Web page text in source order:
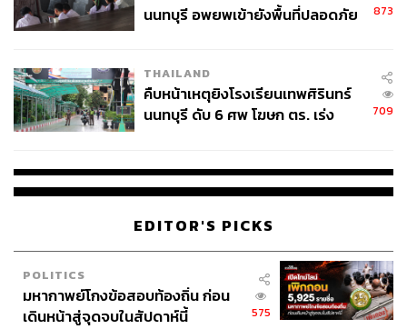
นนทบุรี อพยพเข้ายังพื้นที่ปลอดภัย
873
THAILAND
คืบหน้าเหตุยิงโรงเรียนเทพศิรินทร์
นนทบุรี ดับ 6 ศพ โฆษก ตร. เร่ง
709
EDITOR'S PICKS
POLITICS
มหากาพย์โกงข้อสอบท้องถิ่น ก่อน
เดินหน้าสู่จุดจบในสัปดาห์นี้
575